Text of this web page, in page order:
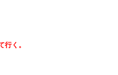
行く。